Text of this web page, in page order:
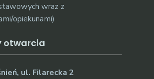
wraz z
opiekunami)
otwarcia
ul. Filarecka 2